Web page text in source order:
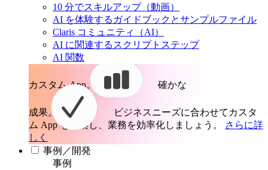
10 分でスキルアップ（動画）
AI を体験するガイドブックとサンプルファイル
Claris コミュニティ（AI）
AI に関連するスクリプトステップ
AI 関数
カスタム App。 確かな
成果。
ビジネスニーズに合わせてカスタ
ム App を構築し、業務を効率化しましょう。
さらに詳
しく
事例／開発
事例